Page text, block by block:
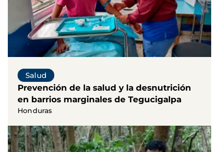
Salud
Prevención de la salud y la desnutrición
en barrios marginales de Tegucigalpa
Honduras